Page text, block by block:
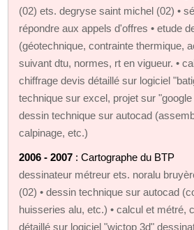
(02) ets. degryse saint michel (02) •
répondre aux appels d'offres • etude
(géotechnique, contrainte thermique,
suivant dtu, normes, rt en vigueur. •
chiffrage devis détaillé sur logiciel
technique sur excel, projet sur
dessin technique sur autocad
calpinage, etc.)
2006 - 2007 : Cartographe du BTP
dessinateur métreur ets. noralu
(02) • dessin technique sur autocad
huisseries alu, etc.) • calcul et métré,
détaillé sur logiciel "wictop 3d"